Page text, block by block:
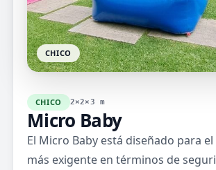
CHICO 2×2×3 m
Micro Baby
El Micro Baby está diseñado para
más exigente en términos de
CHICO